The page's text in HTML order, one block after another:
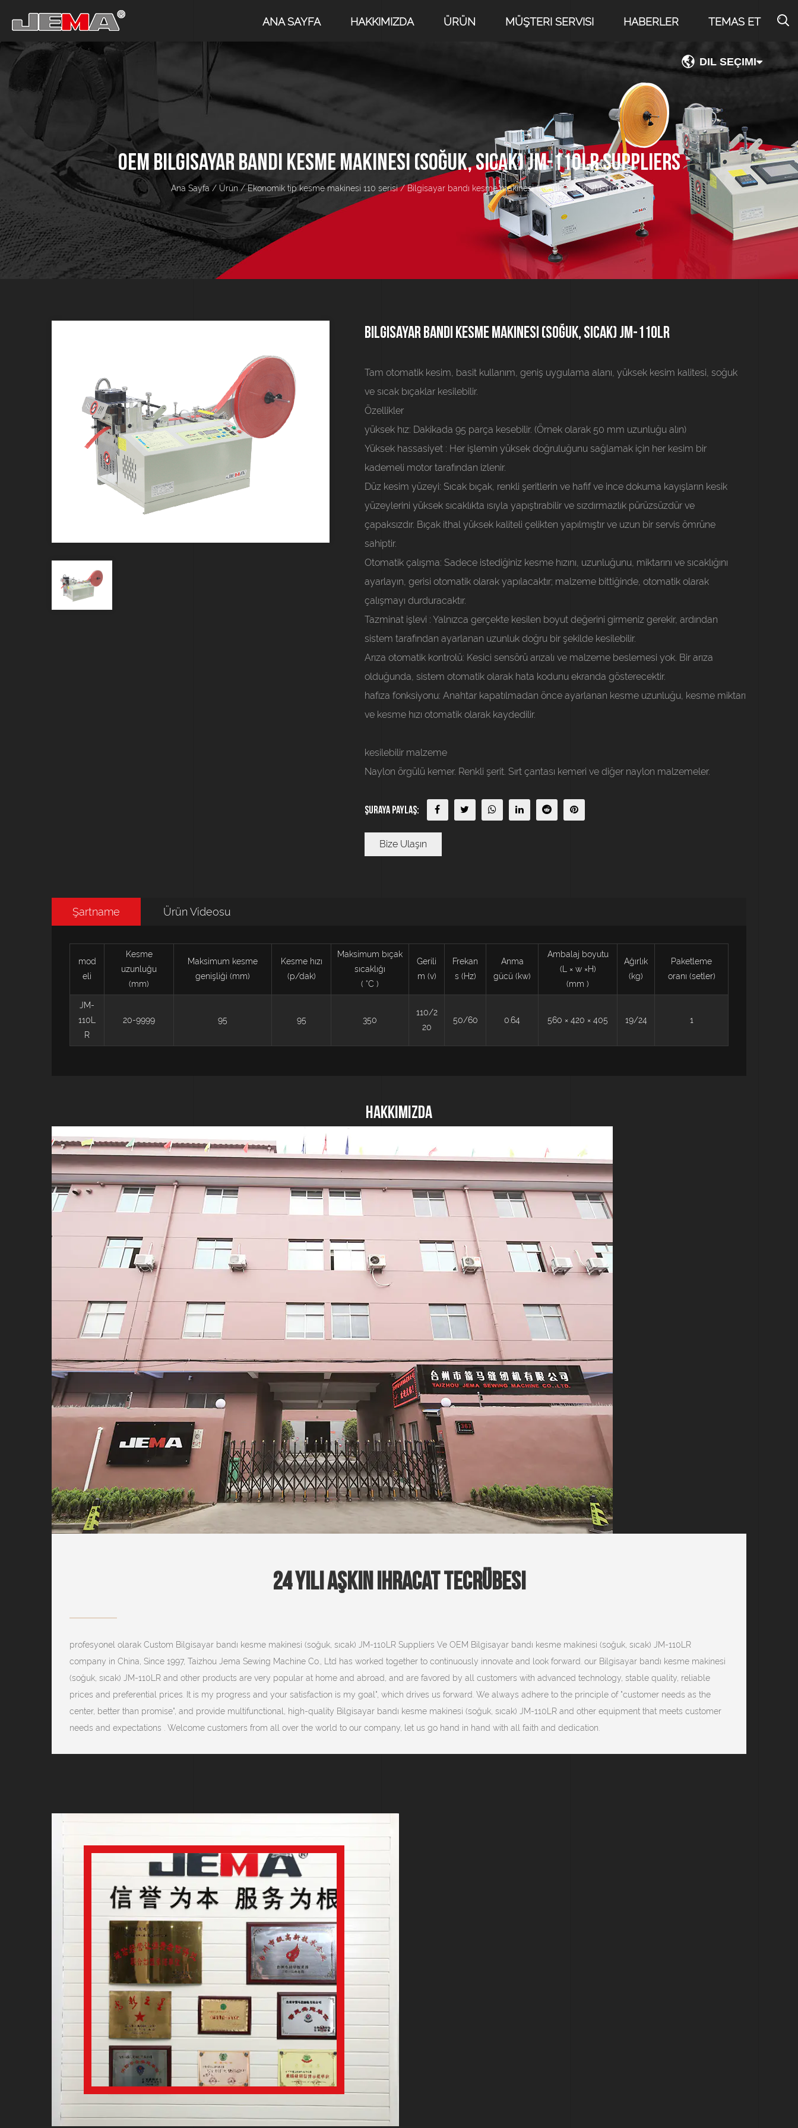
ANA SAYFA HAKKIMIZDA ÜRÜN MÜŞTERI SERVISI HABERLER TEMAS ET
DIL SEÇIMI
OEM BILGISAYAR BANDI KESME MAKINESI (SOĞUK, SICAK) JM-110LR SUPPLIERS
Ana Sayfa/ Ürün/Ekonomik tip kesme makinesi 110 serisi/Bilgisayar bandı kesme makinesi (soğuk, sıcak) JM-110LR
Bilgisayar bandı kesme makinesi (soğuk, sıcak) JM-110LR
Tam otomatik kesim, basit kullanım, geniş uygulama alanı, yüksek kesim kalitesi, soğuk
ve sıcak bıçaklar kesilebilir.
Özellikler
yüksek hız: Dakikada 95 parça kesebilir. (Örnek olarak 50 mm uzunluğu alın)
Yüksek hassasiyet : Her işlemin yüksek doğruluğunu sağlamak için her kesim bir
kademeli motor tarafından izlenir.
Düz kesim yüzeyi: Sıcak bıçak, renkli şeritlerin ve hafif ve ince dokuma kayışların kesik
yüzeylerini yüksek sıcaklıkta ısıyla yapıştırabilir ve sızdırmazlık pürüzsüzdür ve
çapaksızdır. Bıçak ithal yüksek kaliteli çelikten yapılmıştır ve uzun bir servis ömrüne
sahiptir.
Otomatik çalışma: Sadece istediğiniz kesme hızını, uzunluğunu, miktarını ve sıcaklığını
ayarlayın, gerisi otomatik olarak yapılacaktır; malzeme bittiğinde, otomatik olarak
çalışmayı durduracaktır.
Tazminat işlevi : Yalnızca gerçekte kesilen boyut değerini girmeniz gerekir, ardından
sistem tarafından ayarlanan uzunluk doğru bir şekilde kesilebilir.
Arıza otomatik kontrolü: Kesici sensörü arızalı ve malzeme beslemesi yok. Bir arıza
olduğunda, sistem otomatik olarak hata kodunu ekranda gösterecektir.
hafıza fonksiyonu: Anahtar kapatılmadan önce ayarlanan kesme uzunluğu, kesme miktarı
ve kesme hızı otomatik olarak kaydedilir.
kesilebilir malzeme
Naylon örgülü kemer. Renkli şerit. Sırt çantası kemeri ve diğer naylon malzemeler.
Şuraya Paylaş:
Bize Ulaşın
Şartname Ürün Videosu
mod
eli
Kesme
uzunluğu
(mm)
Maksimum kesme
genişliği (mm)
Kesme hızı
(p/dak)
Maksimum bıçak
sıcaklığı
( °C )
Gerili
m (v)
Frekan
s (Hz)
Anma
gücü (kw)
Ambalaj boyutu
(L × w ×H)
(mm )
Ağırlık
(kg)
Paketleme
oranı (setler)
JM-
110L
R
20-9999 95 95 350
110/2
20
50/60 0.64 560 × 420 × 405 19/24 1
Hakkımızda
24 Yılı Aşkın Ihracat Tecrübesi
profesyonel olarak Custom Bilgisayar bandı kesme makinesi (soğuk, sıcak) JM-110LR Suppliers Ve OEM Bilgisayar bandı kesme makinesi (soğuk, sıcak) JM-110LR
company in China, Since 1997, Taizhou Jema Sewing Machine Co., Ltd has worked together to continuously innovate and look forward. our Bilgisayar bandı kesme makinesi
(soğuk, sıcak) JM-110LR and other products are very popular at home and abroad, and are favored by all customers with advanced technology, stable quality, reliable
prices and preferential prices. It is my progress and your satisfaction is my goal", which drives us forward. We always adhere to the principle of "customer needs as the
center, better than promise", and provide multifunctional, high-quality Bilgisayar bandı kesme makinesi (soğuk, sıcak) JM-110LR and other equipment that meets customer
needs and expectations . Welcome customers from all over the world to our company, let us go hand in hand with all faith and dedication.